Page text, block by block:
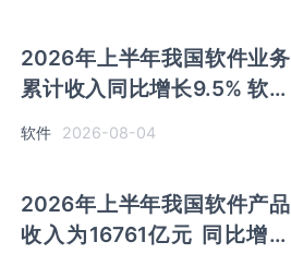
2026年上半年我国软件业务
累计收入同比增长9.5% 软件
业务利润总额同比增长11.7%
软件 2026-08-04
2026年上半年我国软件产品
收入为16761亿元 同比增长